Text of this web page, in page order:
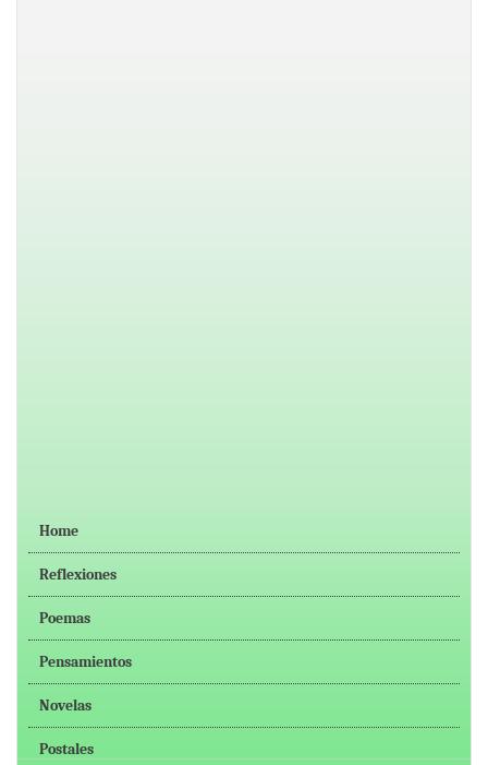
Home
Reflexiones
Poemas
Pensamientos
Novelas
Postales